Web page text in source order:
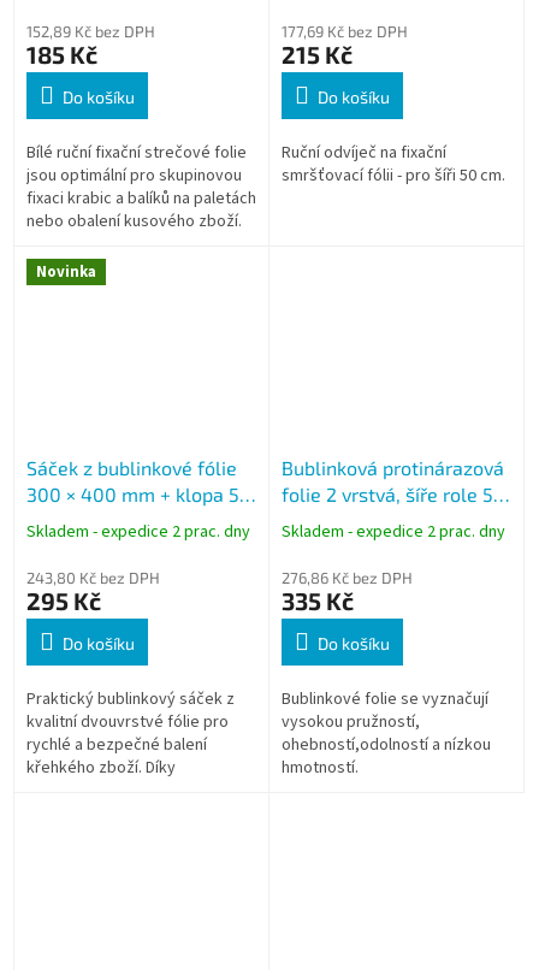
152,89 Kč bez DPH
185 Kč
Do košíku
Bílé ruční fixační strečové folie
jsou optimální pro skupinovou
fixaci krabic a balíků na paletách
nebo obalení kusového zboží.
177,69 Kč bez DPH
215 Kč
Do košíku
Ruční odvíječ na fixační
smršťovací fólii - pro šíři 50 cm.
Novinka
Sáček z bublinkové fólie
300 × 400 mm + klopa 50
mm, transparentní, balení
Skladem - expedice 2 prac. dny
243,80 Kč bez DPH
295 Kč
Do košíku
Praktický bublinkový sáček z
kvalitní dvouvrstvé fólie pro
rychlé a bezpečné balení
křehkého zboží. Díky
Bublinková protinárazová
folie 2 vrstvá, šíře role 50
cm x návin 100 m
Skladem - expedice 2 prac. dny
276,86 Kč bez DPH
335 Kč
Do košíku
Bublinkové folie se vyznačují
vysokou pružností,
ohebností,odolností a nízkou
hmotností.